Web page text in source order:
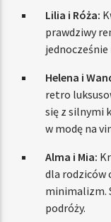
Lilia i Róża:
prawdziwy
jednocześnie
Helena i
retro
się z silnymi
w modę na
Alma i Mia:
dla rodziców
minimalizm.
podróży.